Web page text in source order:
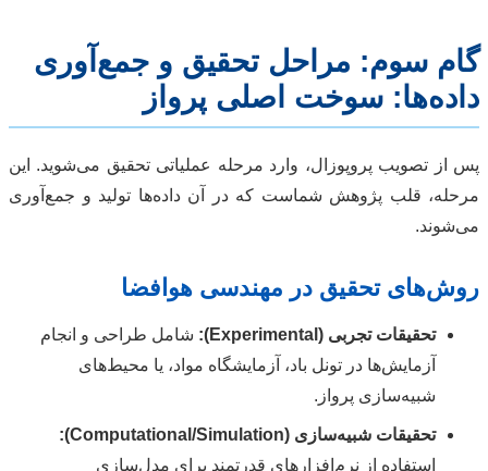
گام سوم: مراحل تحقیق و جمع‌آوری
داده‌ها: سوخت اصلی پرواز
پس از تصویب پروپوزال، وارد مرحله عملیاتی تحقیق می‌شوید. این
مرحله، قلب پژوهش شماست که در آن داده‌ها تولید و جمع‌آوری
می‌شوند.
روش‌های تحقیق در مهندسی هوافضا
تحقیقات تجربی (Experimental):
شامل طراحی و انجام
آزمایش‌ها در تونل باد، آزمایشگاه مواد، یا محیط‌های
شبیه‌سازی پرواز.
تحقیقات شبیه‌سازی (Computational/Simulation):
استفاده از نرم‌افزارهای قدرتمند برای مدل‌سازی